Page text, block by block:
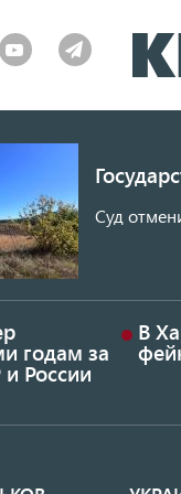
Суд
годам за
России
В